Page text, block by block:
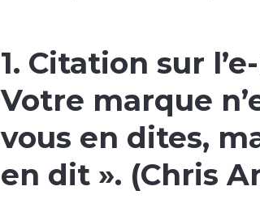
1. Citation sur
Votre marque
vous en dites,
en dit ». (Chris